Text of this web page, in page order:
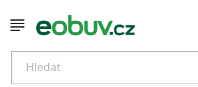
Hledat